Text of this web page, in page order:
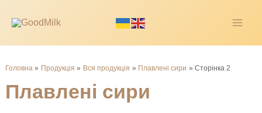
Головна Продукція Вся продукція Плавлені сири Сторінка 2
Плавлені сири